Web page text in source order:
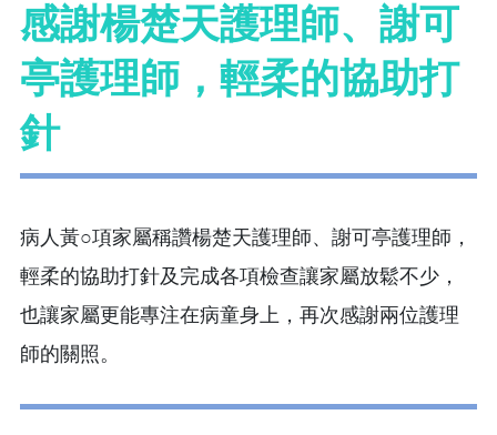
感謝楊楚天護理師、謝可
亭護理師，輕柔的協助打
針
病人黃○項家屬稱讚楊楚天護理師、謝可亭護理師，
輕柔的協助打針及完成各項檢查讓家屬放鬆不少，
也讓家屬更能專注在病童身上，再次感謝兩位護理
師的關照。